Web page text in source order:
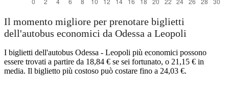
Il momento migliore per prenotare biglietti
dell'autobus economici da Odessa a Leopoli
I biglietti dell'autobus Odessa - Leopoli più economici possono
essere trovati a partire da 18,84 € se sei fortunato, o 21,15 € in
media. Il biglietto più costoso può costare fino a 24,03 €.